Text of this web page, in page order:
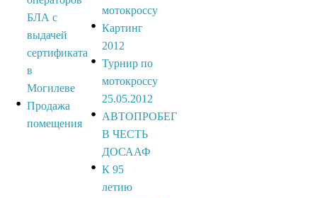
БЛА с
выдачей
сертификата
в
Могилеве
Продажа
помещения
мотокроссу
Картинг
2012
Турнир по
мотокроссу
25.05.2012
АВТОПРОБЕГ
В ЧЕСТЬ
ДОСААФ
К 95
летию